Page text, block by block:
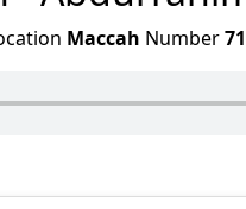
Maccah Number71